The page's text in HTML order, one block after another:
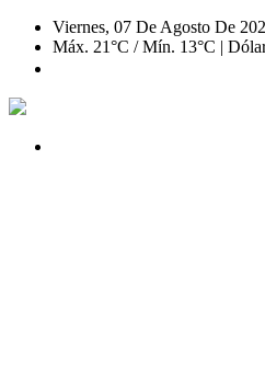
Viernes, 07 De Agosto De
Máx. 21°C / Mín. 13°C |